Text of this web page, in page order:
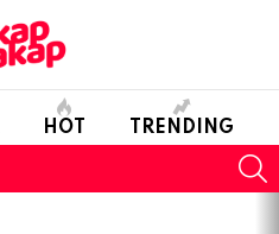
HOT TRENDING